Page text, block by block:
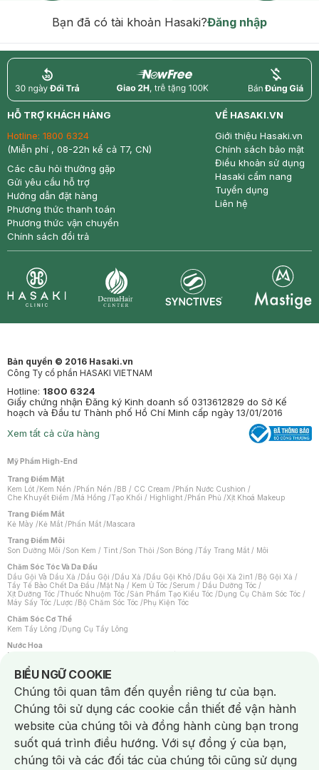
Bạn đã có tài khoản Hasaki?Đăng nhập
return nowfree price
HỖ TRỢ KHÁCH HÀNG
Hotline: 1800 6324
(Miễn phí , 08-22h kể cả T7, CN)
Các câu hỏi thường gặp
Gửi yêu cầu hỗ trợ
Hướng dẫn đặt hàng
Phương thức thanh toán
Phương thức vận chuyển
Chính sách đổi trả
VỀ HASAKI.VN
Giới thiệu Hasaki.vn
Chính sách bảo mật
Điều khoản sử dụng
Hasaki cẩm nang
Tuyển dụng
Liên hệ
Bản quyền © 2016 Hasaki.vn
Công Ty cổ phần HASAKI VIETNAM
Hotline: 1800 6324
Giấy chứng nhận Đăng ký Kinh doanh số 0313612829 do Sở Kế
hoạch và Đầu tư Thành phố Hồ Chí Minh cấp ngày 13/01/2016
Xem tất cả cửa hàng
Mỹ Phẩm High-End
Trang Điểm Mặt
Kem Lót /Kem Nền /Phấn Nền /BB / CC Cream /Phấn Nước Cushion /
Che Khuyết Điểm /Má Hồng /Tạo Khối / Highlight /Phấn Phủ /Xịt Khoá Makeup
Trang Điểm Mắt
Kẻ Mày /Kẻ Mắt /Phấn Mắt /Mascara
Trang Điểm Môi
Son Dưỡng Môi /Son Kem / Tint /Son Thỏi /Son Bóng /Tẩy Trang Mắt / Môi
Chăm Sóc Tóc Và Da Đầu
Dầu Gội Và Dầu Xả /Dầu Gội /Dầu Xả /Dầu Gội Khô /Dầu Gội Xả 2in1 /Bộ Gội Xả /
Tẩy Tế Bào Chết Da Đầu /Mặt Nạ / Kem Ủ Tóc /Serum / Dầu Dưỡng Tóc /
Xịt Dưỡng Tóc /Thuốc Nhuộm Tóc /Sản Phẩm Tạo Kiểu Tóc /Dụng Cụ Chăm Sóc Tóc /
Máy Sấy Tóc /Lược /Bộ Chăm Sóc Tóc /Phụ Kiện Tóc
Chăm Sóc Cơ Thể
Kem Tẩy Lông /Dụng Cụ Tẩy Lông
Nước Hoa
Nước Hoa Nữ
Chăm Sóc Cá Nhân
Chống Muỗi /Khẩu Trang /Máy Massage/Mặt Nạ Xông Hơi /Nước Rửa Tay/
Sản Phẩm Chăm Sóc Khác /Bàn Chải Đánh Răng /Bàn Chải Điện/
Hỗ Trợ Trắng Răng/Kem Đánh Răng /Máy Tăm Nước/ Nước Súc Miệng/
Tăm / Chỉ Nha Khoa/ Xịt Thơm Miệng / Dung Dịch Vệ Sinh/Dưỡng Vùng Kín/
Khăn Ướt Vệ Sinh Vùng Kín/Băng Vệ Sinh/Tampon/Bọt Cạo Râu /Dao Cạo Râu/
Máy Cạo Râu
Vấn Đề Về Da
Da Dầu / Lỗ Chân Lông To/ Da Khô / Mất Nước/ Da Lão Hóa/ Da Mụn/
Da Nhạy Cảm / Kích Ứng
Da Xỉn Màu Thâm / Nám / Tàn Nhang
BIỂU NGỮ COOKIE
Notice about cookies usage
Chúng tôi quan tâm đến quyền riêng tư của bạn.
Chúng tôi sử dụng các cookie cần thiết để vận hành
website của chúng tôi và đồng hành cùng bạn trong
suốt quá trình điều hướng. Với sự đồng ý của bạn,
chúng tôi và các đối tác của chúng tôi cũng sử dụng